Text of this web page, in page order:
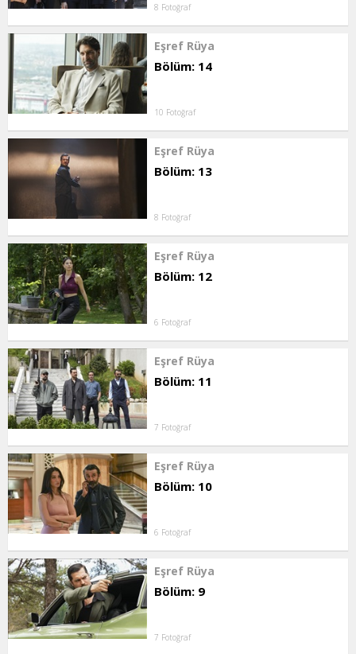
8 Fotoğraf
Eşref Rüya
Bölüm: 14
10 Fotoğraf
Eşref Rüya
Bölüm: 13
8 Fotoğraf
Eşref Rüya
Bölüm: 12
6 Fotoğraf
Eşref Rüya
Bölüm: 11
7 Fotoğraf
Eşref Rüya
Bölüm: 10
6 Fotoğraf
Eşref Rüya
Bölüm: 9
7 Fotoğraf